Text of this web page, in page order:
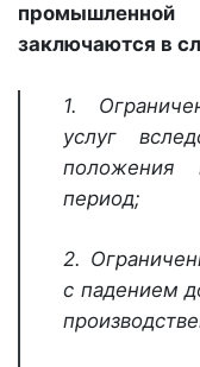
заключаются в
1.
услуг
положения
период;
2.
с падением